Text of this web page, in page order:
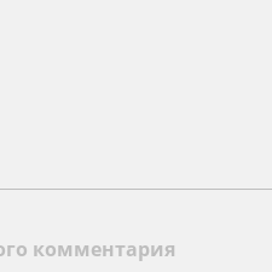
комментария